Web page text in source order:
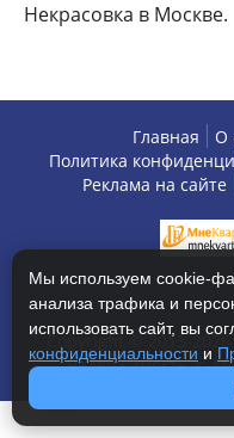
Некрасовка в Москве.
Главная О
Политика
Реклама на сайте
Copyright © 2013-2026
недвижимость, г.
Мы используем cookie-
анализа трафика и
использовать сайт, вы
конфиденциальности и